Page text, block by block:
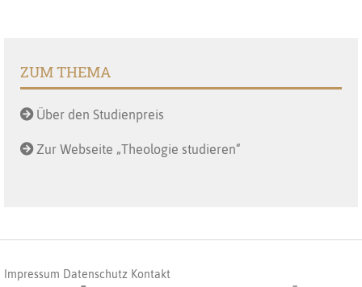
ZUM THEMA
Über den Studienpreis
Zur Webseite „Theologie studieren“
Impressum Datenschutz Kontakt